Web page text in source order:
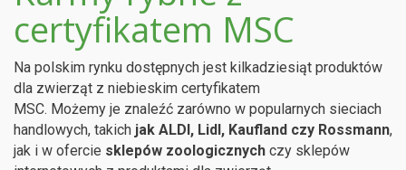
certyfikatem MSC
Na polskim rynku dostępnych jest kilkadziesiąt produktów
dla zwierząt z niebieskim certyfikatem
MSC. Możemy je znaleźć zarówno w popularnych sieciach
handlowych, takich jak ALDI, Lidl, Kaufland czy Rossmann,
jak i w ofercie sklepów zoologicznych czy sklepów